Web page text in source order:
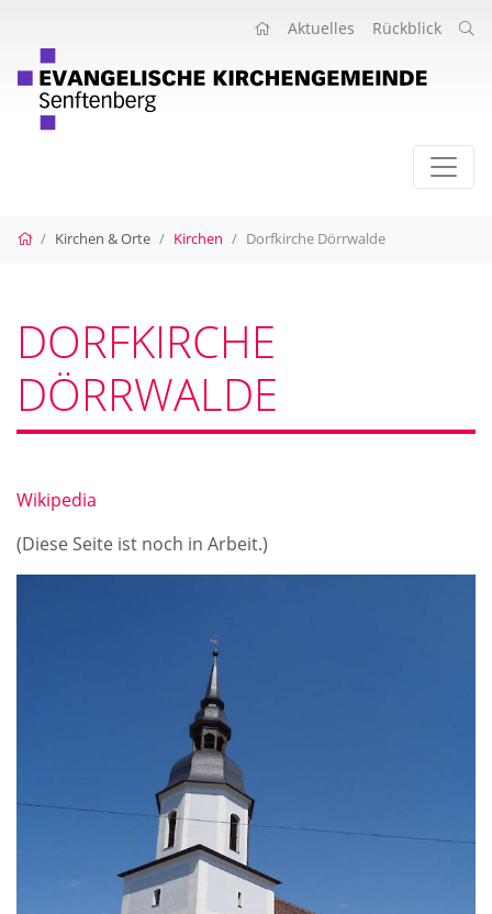
Aktuelles Rückblick
Startseite
Kirchen & Orte Kirchen Dorfkirche Dörrwalde
DORFKIRCHE
DÖRRWALDE
Wikipedia
(Diese Seite ist noch in Arbeit.)